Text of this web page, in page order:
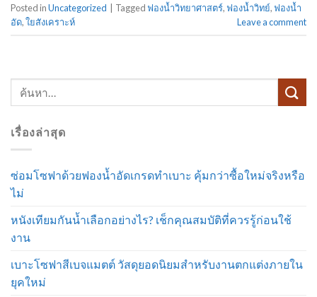
Posted inUncategorized Taggedฟองน้ำวิทยาศาสตร์,ฟองน้ำวิทย์,ฟองน้ำ
อัด,ใยสังเคราะห์ Leave a comment
เรื่องล่าสุด
ซ่อมโซฟาด้วยฟองน้ำอัดเกรดทำเบาะ คุ้มกว่าซื้อใหม่จริงหรือ
ไม่
หนังเทียมกันน้ำเลือกอย่างไร? เช็กคุณสมบัติที่ควรรู้ก่อนใช้
งาน
เบาะโซฟาสีเบจแมตต์ วัสดุยอดนิยมสำหรับงานตกแต่งภายใน
ยุคใหม่